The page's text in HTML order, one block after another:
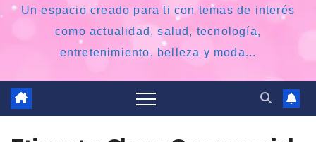
Un espacio creado para ti con temas de interés
como actualidad, salud, tecnología,
entretenimiento, belleza y moda...